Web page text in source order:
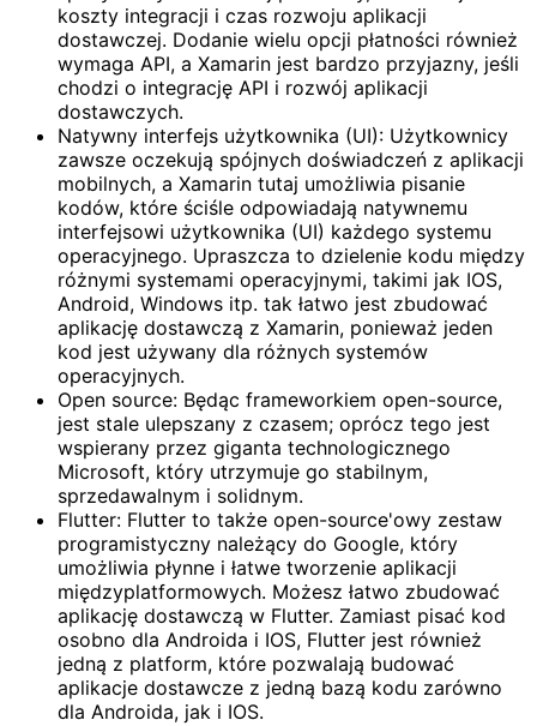
koszty integracji i czas rozwoju aplikacji
dostawczej. Dodanie wielu opcji płatności również
wymaga API, a Xamarin jest bardzo przyjazny, jeśli
chodzi o integrację API i rozwój aplikacji
dostawczych.
Natywny interfejs użytkownika (UI): Użytkownicy
zawsze oczekują spójnych doświadczeń z aplikacji
mobilnych, a Xamarin tutaj umożliwia pisanie
kodów, które ściśle odpowiadają natywnemu
interfejsowi użytkownika (UI) każdego systemu
operacyjnego. Upraszcza to dzielenie kodu między
różnymi systemami operacyjnymi, takimi jak IOS,
Android, Windows itp. tak łatwo jest zbudować
aplikację dostawczą z Xamarin, ponieważ jeden
kod jest używany dla różnych systemów
operacyjnych.
Open source: Będąc frameworkiem open-source,
jest stale ulepszany z czasem; oprócz tego jest
wspierany przez giganta technologicznego
Microsoft, który utrzymuje go stabilnym,
sprzedawalnym i solidnym.
Flutter: Flutter to także open-source'owy zestaw
programistyczny należący do Google, który
umożliwia płynne i łatwe tworzenie aplikacji
międzyplatformowych. Możesz łatwo zbudować
aplikację dostawczą w Flutter. Zamiast pisać kod
osobno dla Androida i IOS, Flutter jest również
jedną z platform, które pozwalają budować
aplikacje dostawcze z jedną bazą kodu zarówno
dla Androida, jak i IOS.